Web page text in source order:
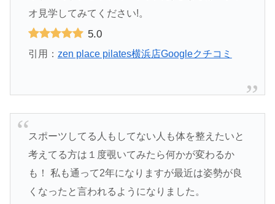
オ見学してみてください!。
5.0
引用： zen place pilates横浜店Googleクチコミ
スポーツしてる人もしてない人も体を整えたいと
考えてる方は１度覗いてみたら何かが変わるか
も！ 私も通って2年になりますが最近は姿勢が良
くなったと言われるようになりました。